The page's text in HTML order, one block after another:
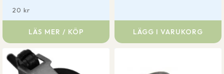
20 kr
LÄS MER / KÖP LÄGG I VARUKORG